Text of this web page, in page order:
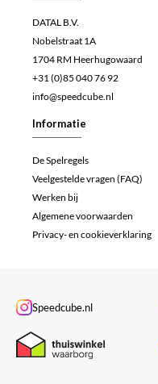
DATAL B.V.
Nobelstraat 1A
1704 RM Heerhugowaard
+31 (0)85 040 76 92
info@speedcube.nl
Informatie
De Spelregels
Veelgestelde vragen (FAQ)
Werken bij
Algemene voorwaarden
Privacy- en cookieverklaring
Speedcube.nl